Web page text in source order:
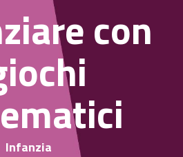
con
Infanzia